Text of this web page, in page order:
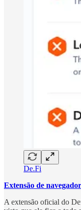
De.Fi
Extensão de
A extensão oficial do